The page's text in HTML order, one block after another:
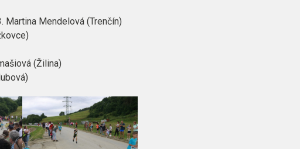
Martina Mendelová (Trenčín)
(Žilina)